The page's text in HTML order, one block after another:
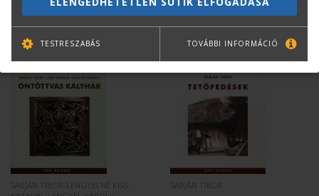
TESTRESZABÁS TOVÁBBI INFORMÁCIÓ